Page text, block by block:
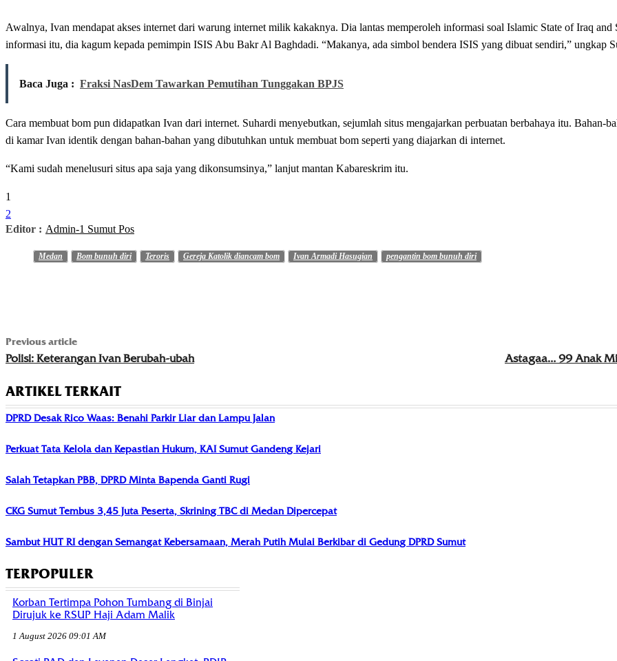
Awalnya, Ivan mendapat akses internet dari warung internet milik kakaknya. Dia lantas memperoleh informasi soal Islamic State of Iraq
informasi itu, dia kagum kepada pemimpin ISIS Abu Bakr Al Baghdadi. “Makanya, ada simbol bendera ISIS yang dibuat sendiri,” ungkap
Baca Juga : Fraksi NasDem Tawarkan Pemutihan Tunggakan BPJS
Cara membuat bom pun didapatkan Ivan dari internet. Suhardi menyebutkan, sejumlah situs mengajarkan perbuatan berbahaya itu. Bahan-
di kamar Ivan identik dengan bahan-bahan yang dibutuhkan untuk membuat bom seperti yang diajarkan di internet.
“Kami sudah menelusuri situs apa saja yang dikonsumsinya,” lanjut mantan Kabareskrim itu.
1
2
Editor : Admin-1 Sumut Pos
Medan Bom bunuh diri Teroris Gereja Katolik diancam bom Ivan Armadi Hasugian pengantin bom bunuh diri
Previous article
Polisi: Keterangan Ivan Berubah-ubah Astagaa… 99 Anak
ARTIKEL TERKAIT
DPRD Desak Rico Waas: Benahi Parkir Liar dan Lampu Jalan
Perkuat Tata Kelola dan Kepastian Hukum, KAI Sumut Gandeng Kejari
Salah Tetapkan PBB, DPRD Minta Bapenda Ganti Rugi
CKG Sumut Tembus 3,45 Juta Peserta, Skrining TBC di Medan Dipercepat
Sambut HUT RI dengan Semangat Kebersamaan, Merah Putih Mulai Berkibar di Gedung DPRD Sumut
TERPOPULER
Korban Tertimpa Pohon Tumbang di Binjai
Dirujuk ke RSUP Haji Adam Malik
1 August 2026 09:01 AM